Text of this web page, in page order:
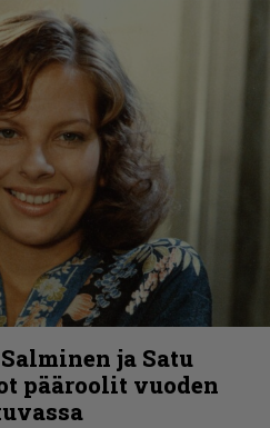
ja Satu
pääroolit vuoden